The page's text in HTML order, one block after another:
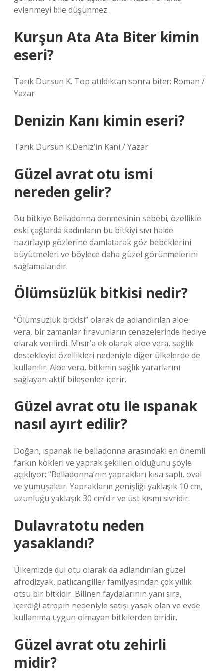
evlenmeyi bile düşünmez.
Kurşun Ata Ata Biter kimin
eseri?
Tarık Dursun K. Top atıldıktan sonra biter: Roman /
Yazar
Denizin Kanı kimin eseri?
Tarık Dursun K.Deniz’in Kani / Yazar
Güzel avrat otu ismi
nereden gelir?
Bu bitkiye Belladonna denmesinin sebebi, özellikle
eski çağlarda kadınların bu bitkiyi sıvı halde
hazırlayıp gözlerine damlatarak göz bebeklerini
büyütmeleri ve böylece daha güzel görünmelerini
sağlamalarıdır.
Ölümsüzlük bitkisi nedir?
“Ölümsüzlük bitkisi” olarak da adlandırılan aloe
vera, bir zamanlar firavunların cenazelerinde hediye
olarak verilirdi. Mısır’a ek olarak aloe vera, sağlık
destekleyici özellikleri nedeniyle diğer ülkelerde de
kullanılır. Aloe vera, bitkinin sağlık yararlarını
sağlayan aktif bileşenler içerir.
Güzel avrat otu ile ıspanak
nasıl ayırt edilir?
Doğan, ıspanak ile belladonna arasındaki en önemli
farkın kökleri ve yaprak şekilleri olduğunu şöyle
açıklıyor: “Belladonna’nın yaprakları kısa saplı, oval
ve yumuşaktır. Yaprakların genişliği yaklaşık 10 cm,
uzunluğu yaklaşık 30 cm’dir ve üst kısmı sivridir.
Dulavratotu neden
yasaklandı?
Ülkemizde dul otu olarak da adlandırılan güzel
afrodizyak, patlıcangiller familyasından çok yıllık
otsu bir bitkidir. Bilinen faydalarının yanı sıra,
içerdiği atropin nedeniyle satışı yasak olan ve evde
kullanıma uygun olmayan bitkilerden biridir.
Güzel avrat otu zehirli
midir?